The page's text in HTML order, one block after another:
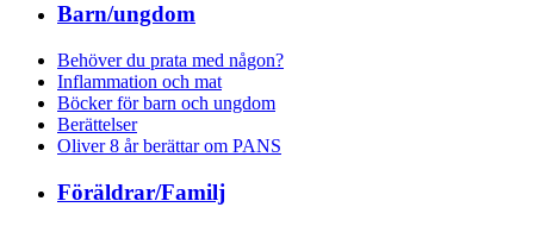
Barn/ungdom
Behöver du prata med någon?
Inflammation och mat
Böcker för barn och ungdom
Berättelser
Oliver 8 år berättar om PANS
Föräldrar/Familj